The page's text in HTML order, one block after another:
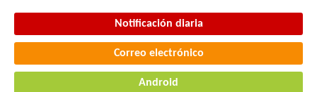
Notificación diaria
Correo electrónico
Android